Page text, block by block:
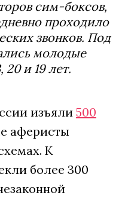
сим-боксов,
проходило
звонков. Под
молодые
20 и 19 лет.
изъяли500
аферисты
К
более 300